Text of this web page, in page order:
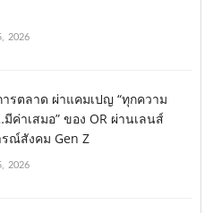
2026
รตลาด ผ่าแคมเปญ “ทุกความ
ค่าเสมอ” ของ OR ผ่านเลนส์
ณ์สังคม Gen Z
2026